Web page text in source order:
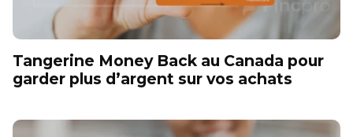
Tangerine Money Back au Canada pour
garder plus d’argent sur vos achats